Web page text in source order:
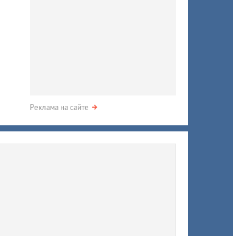
Реклама на сайте